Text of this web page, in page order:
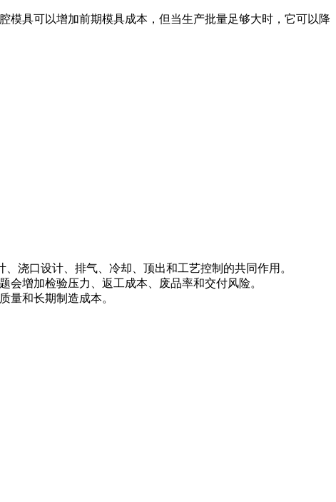
模具可以增加前期模具成本，但当生产批量足够大时，它可以降
浇口设计、排气、冷却、顶出和工艺控制的共同作用。
增加检验压力、返工成本、废品率和交付风险。
量和长期制造成本。